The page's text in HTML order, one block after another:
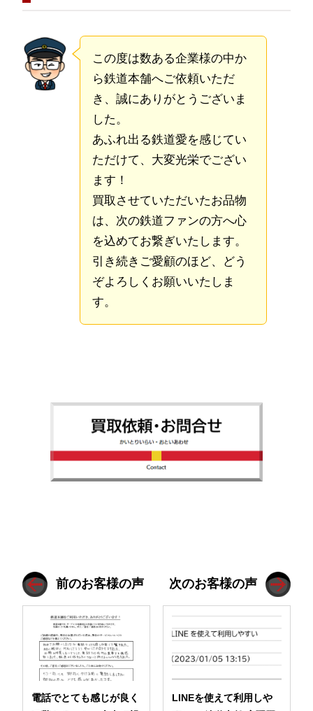
この度は数ある企業様の中か
ら鉄道本舗へご依頼いただ
き、誠にありがとうございま
した。
あふれ出る鉄道愛を感じてい
ただけて、大変光栄でござい
ます！
買取させていただいたお品物
は、次の鉄道ファンの方へ心
を込めてお繋ぎいたします。
引き続きご愛顧のほど、どう
ぞよろしくお願いいたしま
す。
前のお客様の声
電話でとても感じが良く
次のお客様の声
LINEを使えて利用しや